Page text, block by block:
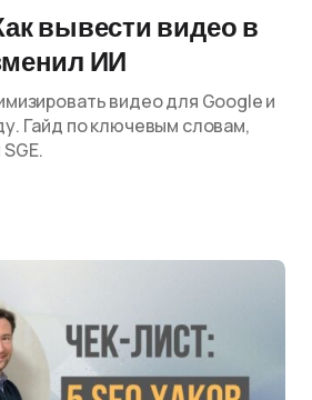
вывести видео в
ИИ
видео для Google и
Гайд по ключевым словам,